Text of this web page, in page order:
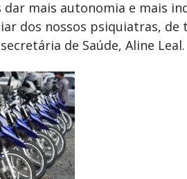
dar mais autonomia e mais
dos nossos psiquiatras,
de Saúde, Aline Leal.